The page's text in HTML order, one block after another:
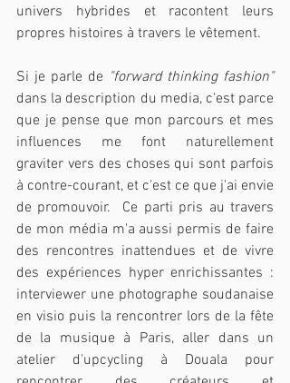
univers hybrides et racontent leurs
propres histoires à travers le vêtement.
Si je parle de "forward thinking fashion"
dans la description du media, c'est parce
que je pense que mon parcours et mes
influences me font naturellement
graviter vers des choses qui sont parfois
à contre-courant, et c'est ce que j'ai envie
de promouvoir.  Ce parti pris au travers
de mon média m'a aussi permis de faire
des rencontres inattendues et de vivre
des expériences hyper enrichissantes :
interviewer une photographe soudanaise
en visio puis la rencontrer lors de la fête
de la musique à Paris, aller dans un
atelier d'upcycling à Douala pour